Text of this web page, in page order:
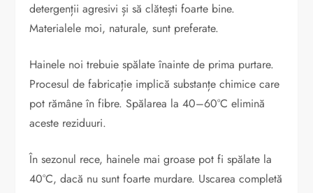
detergenții agresivi și să clătești foarte bine.
Materialele moi, naturale, sunt preferate.
Hainele noi trebuie spălate înainte de prima purtare.
Procesul de fabricație implică substanțe chimice care
pot rămâne în fibre. Spălarea la 40–60°C elimină
aceste reziduuri.
În sezonul rece, hainele mai groase pot fi spălate la
40°C, dacă nu sunt foarte murdare. Uscarea completă